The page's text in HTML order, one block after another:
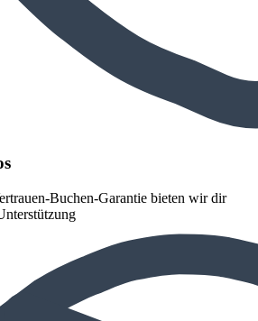
Buchen-Garantie bieten wir dir